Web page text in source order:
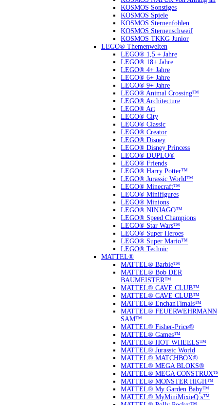
KOSMOS Sonstiges
KOSMOS Spiele
KOSMOS Sternenfohlen
KOSMOS Sternenschweif
KOSMOS TKKG Junior
LEGO® Themenwelten
LEGO® 1,5 + Jahre
LEGO® 18+ Jahre
LEGO® 4+ Jahre
LEGO® 6+ Jahre
LEGO® 9+ Jahre
LEGO® Animal Crossing™
LEGO® Architecture
LEGO® Art
LEGO® City
LEGO® Classic
LEGO® Creator
LEGO® Disney
LEGO® Disney Princess
LEGO® DUPLO®
LEGO® Friends
LEGO® Harry Potter™
LEGO® Jurassic World™
LEGO® Minecraft™
LEGO® Minifigures
LEGO® Minions
LEGO® NINJAGO™
LEGO® Speed Champions
LEGO® Star Wars™
LEGO® Super Heroes
LEGO® Super Mario™
LEGO® Technic
MATTEL®
MATTEL® Barbie™
MATTEL® Bob DER
BAUMEISTER™
MATTEL® CAVE CLUB™
MATTEL® CAVE CLUB™
MATTEL® EnchanTimals™
MATTEL® FEUERWEHRMANN
SAM™
MATTEL® Fisher-Price®
MATTEL® Games™
MATTEL® HOT WHEELS™
MATTEL® Jurassic World
MATTEL® MATCHBOX®
MATTEL® MEGA BLOKS®
MATTEL® MEGA
MATTEL® MONSTER HIGH™
MATTEL® My Garden Baby™
MATTEL® MyMiniMixieQ ́s™